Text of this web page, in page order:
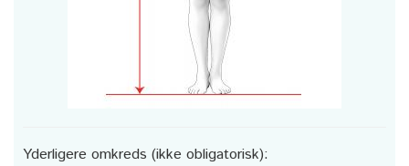
Yderligere omkreds (ikke obligatorisk):